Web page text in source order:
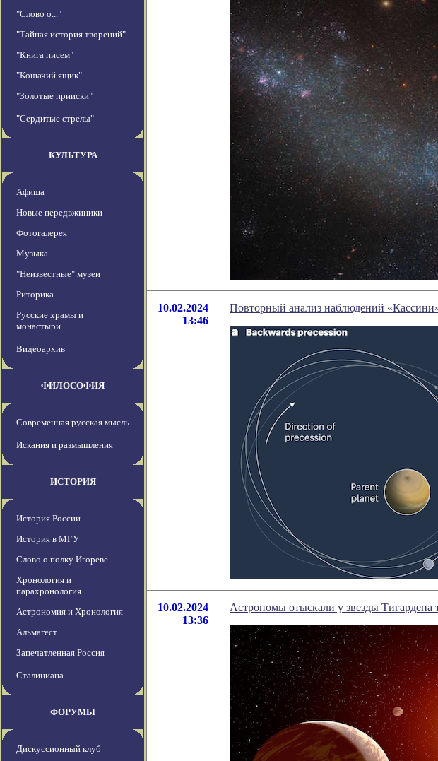
"Слово о..."
"Тайная история творений"
"Книга писем"
"Кошачий ящик"
"Золотые прииски"
"Сердитые стрелы"
КУЛЬТУРА
Афиша
Новые передвжиники
Фотогалерея
Музыка
"Неизвестные" музеи
Риторика
Русские храмы и
монастыри
Видеоархив
ФИЛОСОФИЯ
Современная русская мысль
Искания и размышления
ИСТОРИЯ
История России
История в МГУ
Слово о полку Игореве
Хронология и
парахронология
Астрономия и Хронология
Альмагест
Запечатленная Россия
Сталиниана
ФОРУМЫ
Дискуссионный клуб
10.02.2024
13:46
Повторный анализ наблюдений
10.02.2024
13:36
Астрономы отыскали у звезды Тигардена